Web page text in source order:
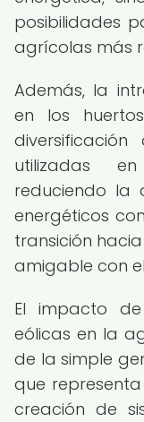
posibilidades
agrícolas más
Además, la
en los
utilizadas
reduciendo la
energéticos
transición
amigable con
El impacto
eólicas en la
de la simple
que
creación de